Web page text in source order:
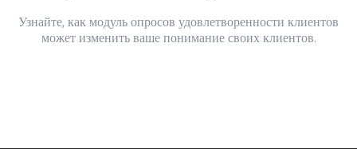
Узнайте, как модуль опросов удовлетворенности клиентов
может изменить ваше понимание своих клиентов.